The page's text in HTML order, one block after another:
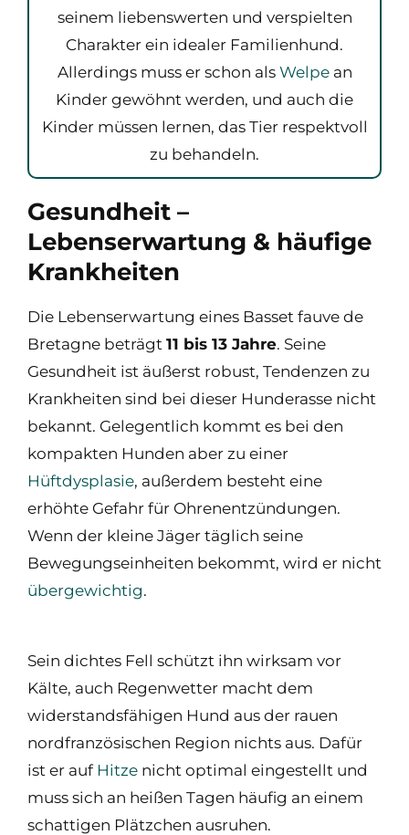
seinem liebenswerten und verspielten
Charakter ein idealer Familienhund.
Allerdings muss er schon als Welpean
Kinder gewöhnt werden, und auch die
Kinder müssen lernen, das Tier respektvoll
zu behandeln.
Gesundheit –
Lebenserwartung & häufige
Krankheiten
Die Lebenserwartung eines Basset fauve de
Bretagne beträgt 11 bis 13 Jahre. Seine
Gesundheit ist äußerst robust, Tendenzen zu
Krankheiten sind bei dieser Hunderasse nicht
bekannt. Gelegentlich kommt es bei den
kompakten Hunden aber zu einer
Hüftdysplasie, außerdem besteht eine
erhöhte Gefahr für Ohrenentzündungen.
Wenn der kleine Jäger täglich seine
Bewegungseinheiten bekommt, wird er nicht
übergewichtig.
Sein dichtes Fell schützt ihn wirksam vor
Kälte, auch Regenwetter macht dem
widerstandsfähigen Hund aus der rauen
nordfranzösischen Region nichts aus. Dafür
ist er auf Hitze nicht optimal eingestellt und
muss sich an heißen Tagen häufig an einem
schattigen Plätzchen ausruhen.